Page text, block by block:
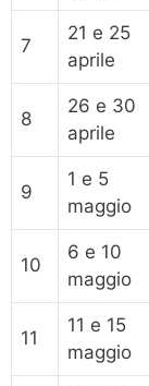
7
21 e 25
aprile
8
26 e 30
aprile
9
1 e 5
maggio
10
6 e 10
maggio
11
11 e 15
maggio